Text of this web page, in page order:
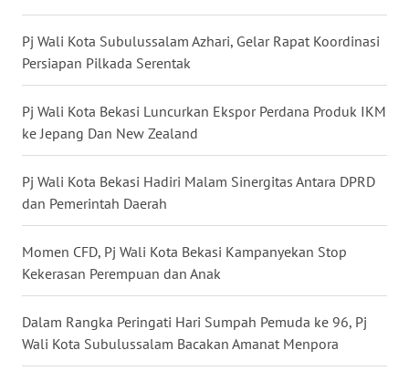
Pj Wali Kota Subulussalam Azhari, Gelar Rapat Koordinasi
Persiapan Pilkada Serentak
Pj Wali Kota Bekasi Luncurkan Ekspor Perdana Produk IKM
ke Jepang Dan New Zealand
Pj Wali Kota Bekasi Hadiri Malam Sinergitas Antara DPRD
dan Pemerintah Daerah
Momen CFD, Pj Wali Kota Bekasi Kampanyekan Stop
Kekerasan Perempuan dan Anak
Dalam Rangka Peringati Hari Sumpah Pemuda ke 96, Pj
Wali Kota Subulussalam Bacakan Amanat Menpora
WN
MALUKU
WN
MALUT
WN
DANAU
TOBA
WN
NIAS